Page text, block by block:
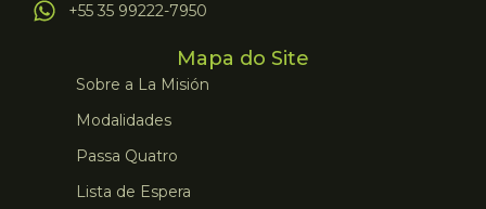
+55 35 99222-7950
Mapa do Site
Sobre a La Misión
Modalidades
Passa Quatro
Lista de Espera